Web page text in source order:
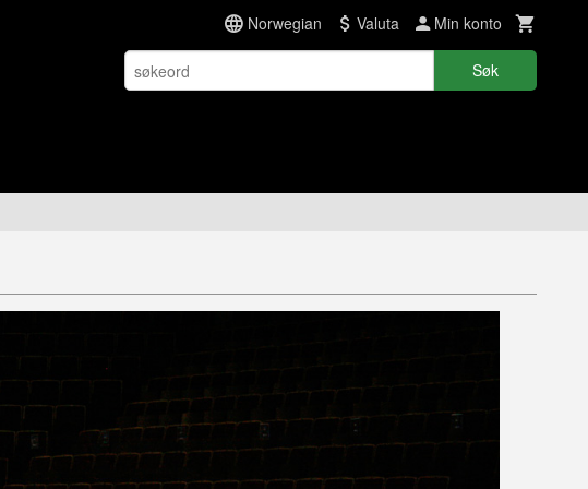
Norwegian Valuta Min konto
Søk